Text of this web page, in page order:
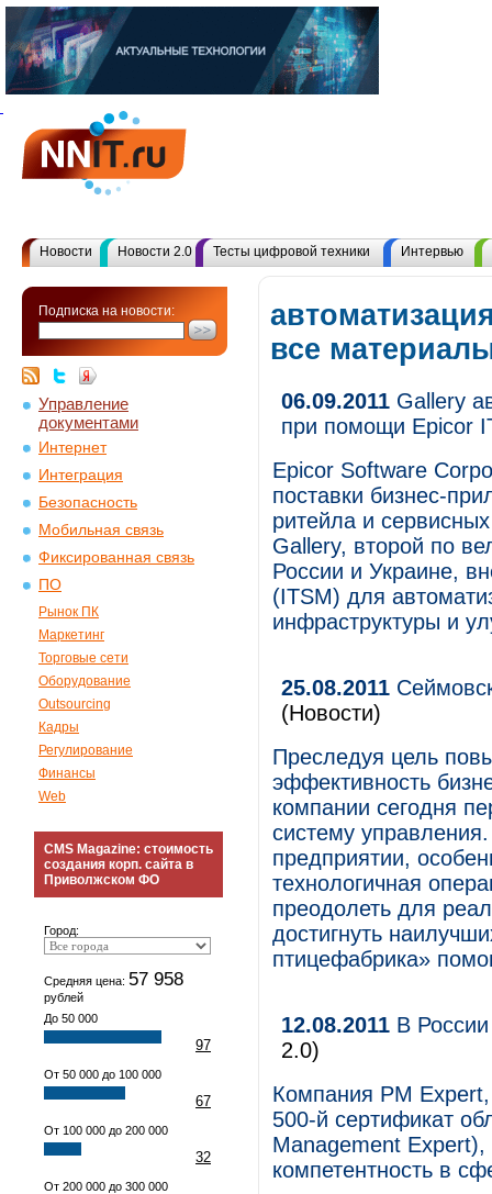
Новости Новости 2.0 Тесты цифровой техники Интервью
Подписка на новости:
Управление
документами
Интернет
Интеграция
Безопасность
Мобильная связь
Фиксированная связь
ПО
Рынок ПК
Маркетинг
Торговые сети
Оборудование
Outsourcing
Кадры
Регулирование
Финансы
Web
CMS Magazine: стоимость
создания корп. сайта в
Приволжском ФО
Город:
Средняя цена: 57 958
рублей
До 50 000
97
От 50 000 до 100 000
67
От 100 000 до 200 000
32
От 200 000 до 300 000
все
06.09.2011 Gallery
при помощи Epicor
Epicor Software
поставки бизнес-
ритейла и
Gallery, второй по
России и Украине,
(ITSM) для
инфраструктуры и
25.08.2011
(Новости)
Преследуя цель
эффективность
компании сегодня
систему
предприятии,
технологичная
преодолеть для
достигнуть
птицефабрика»
12.08.2011 В
2.0)
Компания PM
500-й сертификат
Management
компетентность в